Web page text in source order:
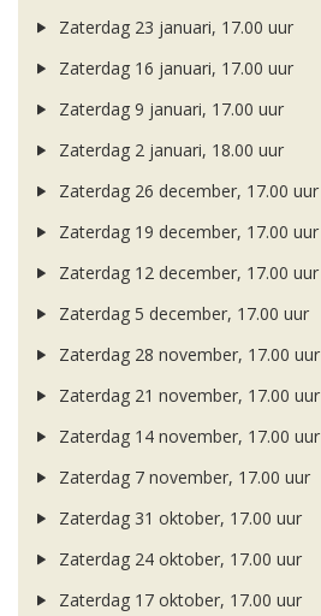
Zaterdag 23 januari, 17.00 uur
Zaterdag 16 januari, 17.00 uur
Zaterdag 9 januari, 17.00 uur
Zaterdag 2 januari, 18.00 uur
Zaterdag 26 december, 17.00 uur
Zaterdag 19 december, 17.00 uur
Zaterdag 12 december, 17.00 uur
Zaterdag 5 december, 17.00 uur
Zaterdag 28 november, 17.00 uur
Zaterdag 21 november, 17.00 uur
Zaterdag 14 november, 17.00 uur
Zaterdag 7 november, 17.00 uur
Zaterdag 31 oktober, 17.00 uur
Zaterdag 24 oktober, 17.00 uur
Zaterdag 17 oktober, 17.00 uur